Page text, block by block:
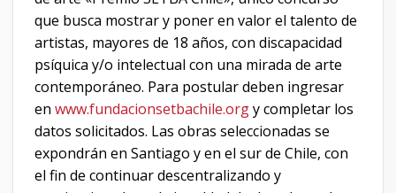
que busca mostrar y poner en valor el talento de
artistas, mayores de 18 años, con discapacidad
psíquica y/o intelectual con una mirada de arte
contemporáneo. Para postular deben ingresar
en www.fundacionsetbachile.orgy completar los
datos solicitados. Las obras seleccionadas se
expondrán en Santiago y en el sur de Chile, con
el fin de continuar descentralizando y